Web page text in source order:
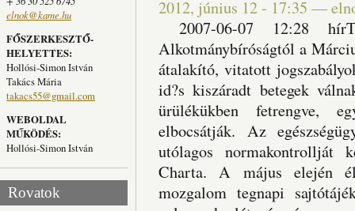
elnok@kame.hu
FŐSZERKESZTŐ-
HELYETTES:
Hollósi-Simon István
Takács Mária
takacs55@gmail.com
WEBOLDAL
MŰKÖDÉS:
Hollósi-Simon István
Rovatok
2012, június 12 - 17:35 —
2007-06-07 12:28
Alkotmánybíróságtól a
átalakító, vitatott
id?s kiszáradt betegek
ürülékükben fetrengve,
elbocsátják. Az
utólagos normakontrollját
Charta. A május elején
mozgalom tegnapi